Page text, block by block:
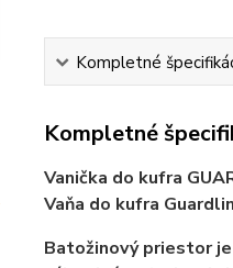
Kompletné
Kompletné
Vanička do kufra
Vaňa do kufra
Batožinový priestor je